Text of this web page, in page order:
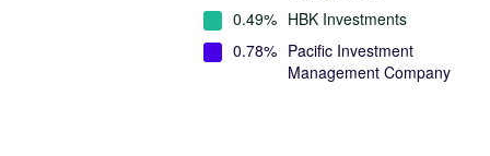
0.49% HBK Investments
0.78% Pacific Investment
Management Company